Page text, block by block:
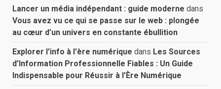
Lancer un média indépendant : guide moderne dans
Vous avez vu ce qui se passe sur le web : plongée
au cœur d’un univers en constante ébullition
Explorer l'info à l'ère numérique dans Les Sources
d’Information Professionnelle Fiables : Un Guide
Indispensable pour Réussir à l’Ère Numérique